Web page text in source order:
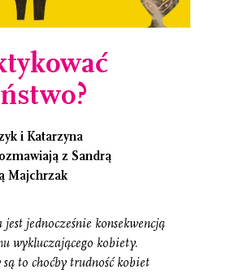
i Katarzyna
z Sandrą
Majchrzak
jednocześnie konsekwencją
wykluczającego kobiety.
są to choćby trudność kobiet